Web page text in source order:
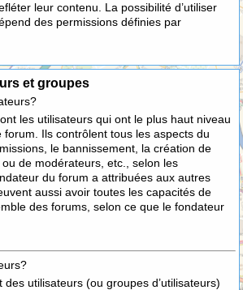
leur contenu. La possibilité d’utiliser
des permissions définies par
et groupes
les utilisateurs qui ont le plus haut niveau
Ils contrôlent tous les aspects du
le bannissement, la création de
ou de modérateurs, etc., selon les
du forum a attribuées aux autres
aussi avoir toutes les capacités de
des forums, selon ce que le fondateur
utilisateurs (ou groupes d’utilisateurs)